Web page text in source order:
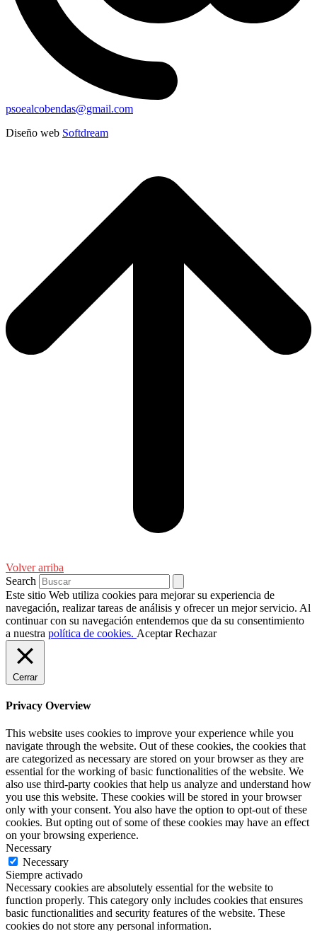
psoealcobendas@gmail.com
Diseño web Softdream
Volver arriba
Search
Este sitio Web utiliza cookies para mejorar su experiencia de
navegación, realizar tareas de análisis y ofrecer un mejor servicio. Al
continuar con su navegación entendemos que da su consentimiento
a nuestra política de cookies. Aceptar Rechazar
Cerrar
Privacy Overview
This website uses cookies to improve your experience while you
navigate through the website. Out of these cookies, the cookies that
are categorized as necessary are stored on your browser as they are
essential for the working of basic functionalities of the website. We
also use third-party cookies that help us analyze and understand how
you use this website. These cookies will be stored in your browser
only with your consent. You also have the option to opt-out of these
cookies. But opting out of some of these cookies may have an effect
on your browsing experience.
Necessary
Necessary
Siempre activado
Necessary cookies are absolutely essential for the website to
function properly. This category only includes cookies that ensures
basic functionalities and security features of the website. These
cookies do not store any personal information.